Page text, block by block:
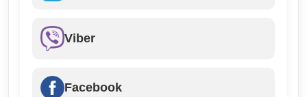
Viber
Facebook